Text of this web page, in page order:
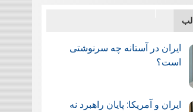
ایران در آستانه چه سرنوشتی
است؟
ایران و آمریکا: پایان راهبرد نه